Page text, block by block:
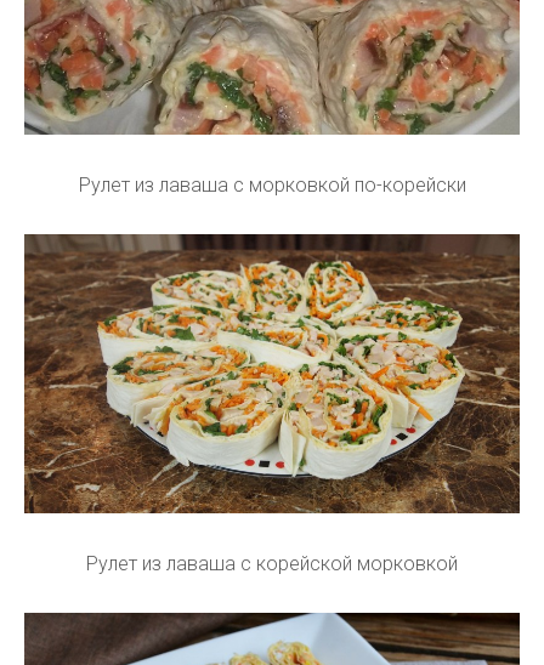
Рулет из лаваша с морковкой по-корейски
Рулет из лаваша с корейской морковкой